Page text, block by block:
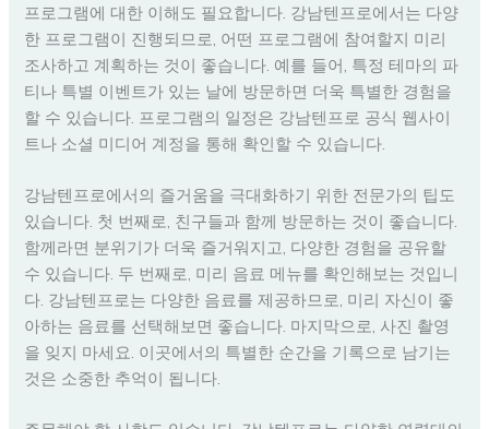
프로그램에 대한 이해도 필요합니다. 강남텐프로에서는 다양
한 프로그램이 진행되므로, 어떤 프로그램에 참여할지 미리
조사하고 계획하는 것이 좋습니다. 예를 들어, 특정 테마의 파
티나 특별 이벤트가 있는 날에 방문하면 더욱 특별한 경험을
할 수 있습니다. 프로그램의 일정은 강남텐프로 공식 웹사이
트나 소셜 미디어 계정을 통해 확인할 수 있습니다.
강남텐프로에서의 즐거움을 극대화하기 위한 전문가의 팁도
있습니다. 첫 번째로, 친구들과 함께 방문하는 것이 좋습니다.
함께라면 분위기가 더욱 즐거워지고, 다양한 경험을 공유할
수 있습니다. 두 번째로, 미리 음료 메뉴를 확인해보는 것입니
다. 강남텐프로는 다양한 음료를 제공하므로, 미리 자신이 좋
아하는 음료를 선택해보면 좋습니다. 마지막으로, 사진 촬영
을 잊지 마세요. 이곳에서의 특별한 순간을 기록으로 남기는
것은 소중한 추억이 됩니다.